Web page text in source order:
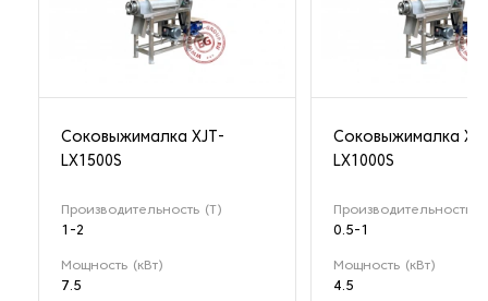
Соковыжималка XJT-
LX1500S
Производительность (Т)
1-2
Мощность (кВт)
7.5
Соковыжималка
LX1000S
Производительность
0.5-1
Мощность (кВт)
4.5